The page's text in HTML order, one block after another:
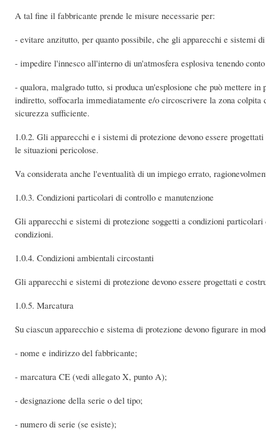
A tal fine il fabbricante prende le misure necessarie per:
- evitare anzitutto, per quanto possibile, che gli apparecchi e sistemi
- impedire l'innesco all'interno di un'atmosfera esplosiva tenendo
- qualora, malgrado tutto, si produca un'esplosione che può mettere
indiretto, soffocarla immediatamente e/o circoscrivere la zona
sicurezza sufficiente.
1.0.2. Gli apparecchi e i sistemi di protezione devono essere
le situazioni pericolose.
Va considerata anche l'eventualità di un impiego errato,
1.0.3. Condizioni particolari di controllo e manutenzione
Gli apparecchi e sistemi di protezione soggetti a condizioni
condizioni.
1.0.4. Condizioni ambientali circostanti
Gli apparecchi e sistemi di protezione devono essere progettati e
1.0.5. Marcatura
Su ciascun apparecchio e sistema di protezione devono figurare in
- nome e indirizzo del fabbricante;
- marcatura CE (vedi allegato X, punto A);
- designazione della serie o del tipo;
- numero di serie (se esiste);